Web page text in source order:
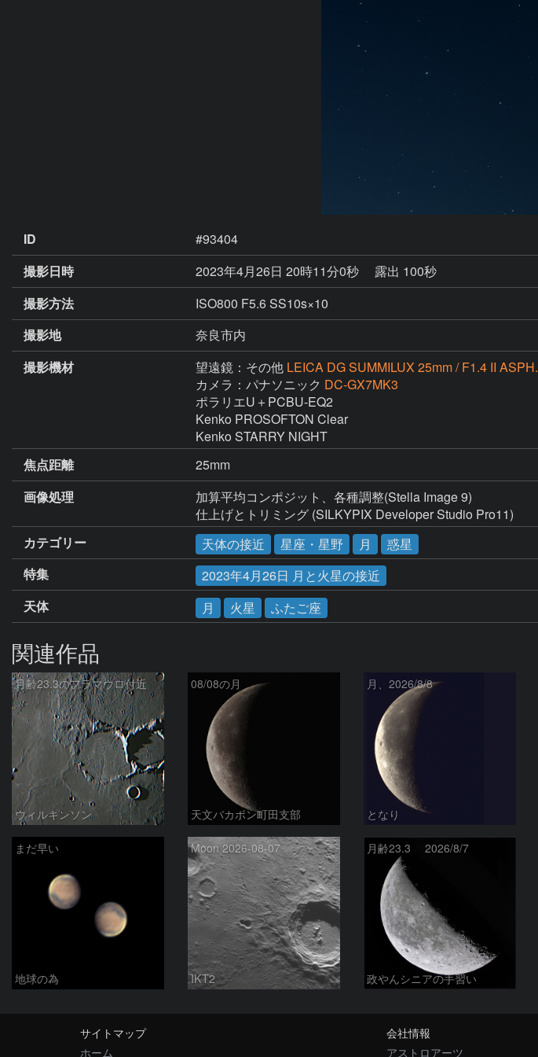
ID
#93404
撮影日時
2023年4月26日 20時11分0秒
露出 100秒
撮影方法
ISO800 F5.6 SS10s×10
撮影地
奈良市内
撮影機材
望遠鏡：その他 LEICA DG SUMMILUX 25mm / F1.4 II ASPH.
カメラ：パナソニック DC-GX7MK3
ポラリエU＋PCBU-EQ2
Kenko PROSOFTON Clear
Kenko STARRY NIGHT
焦点距離
25mm
画像処理
加算平均コンポジット、各種調整(Stella Image 9)
仕上げとトリミング (SILKYPIX Developer Studio Pro11)
カテゴリー
天体の接近 星座・星野 月
惑星
特集
2023年4月26日 月と火星の接近
天体
月 火星 ふたご座
関連作品
月齢23.3のフラマウロ付近
ウィルキンソン
08/08の月
天文バカボン町田支部
月、2026/8/8
となり
まだ早い
地球の為
Moon 2026-08-07
IKT2
月齢23.3 2026/8/7
政やんシニアの手習い
サイトマップ
ホーム
会社情報
アストロアーツ